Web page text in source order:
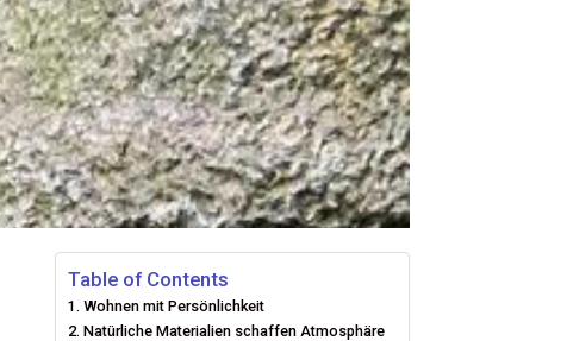
Table of Contents
Wohnen mit Persönlichkeit
Natürliche Materialien schaffen Atmosphäre